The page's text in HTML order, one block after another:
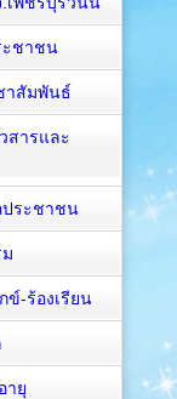
ะชาชน
าสัมพันธ์
สารและ
ประชาชน
ข์-ร้องเรียน
ายุ